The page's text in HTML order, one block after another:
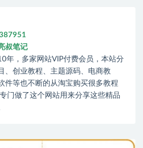
叔笔记
年，多家网站VIP付费会员，本站分
、创业教程、主题源码、电商教
件等也不断的从淘宝购买很多教程
门做了这个网站用来分享这些精品